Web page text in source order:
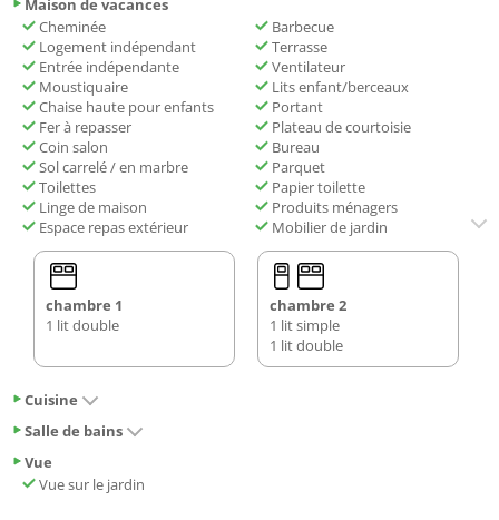
Maison de vacances
Cheminée
Barbecue
Logement indépendant
Terrasse
Entrée indépendante
Ventilateur
Moustiquaire
Lits enfant/berceaux
Chaise haute pour enfants
Portant
Fer à repasser
Plateau de courtoisie
Coin salon
Bureau
Sol carrelé / en marbre
Parquet
Toilettes
Papier toilette
Linge de maison
Produits ménagers
Espace repas extérieur
Mobilier de jardin
chambre 1
1 lit double
chambre 2
1 lit simple
1 lit double
Cuisine
Salle de bains
Vue
Vue sur le jardin